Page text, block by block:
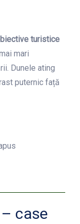
turistice
mari
Dunele ating
puternic față
case